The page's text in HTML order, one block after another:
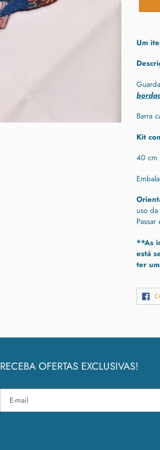
o
produto
ao
Um
Barra
Kit
40 cm
uso
**As
está
ter
RECEBA OFERTAS EXCLUSIVAS!